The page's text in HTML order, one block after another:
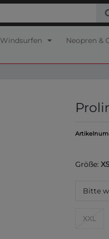
Windsurfen Neopren &
Größe:
Bitte
XXL